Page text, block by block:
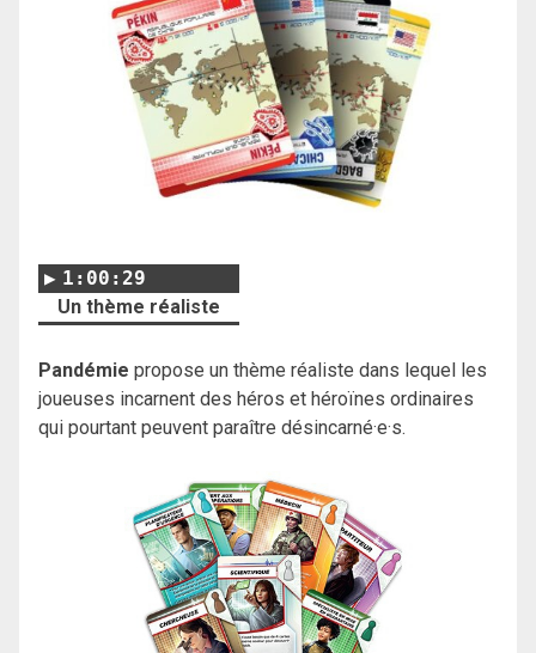
1:00:29
Un thème réaliste
Pandémie propose un thème réaliste dans lequel les
joueuses incarnent des héros et héroïnes ordinaires
qui pourtant peuvent paraître désincarné·e·s.